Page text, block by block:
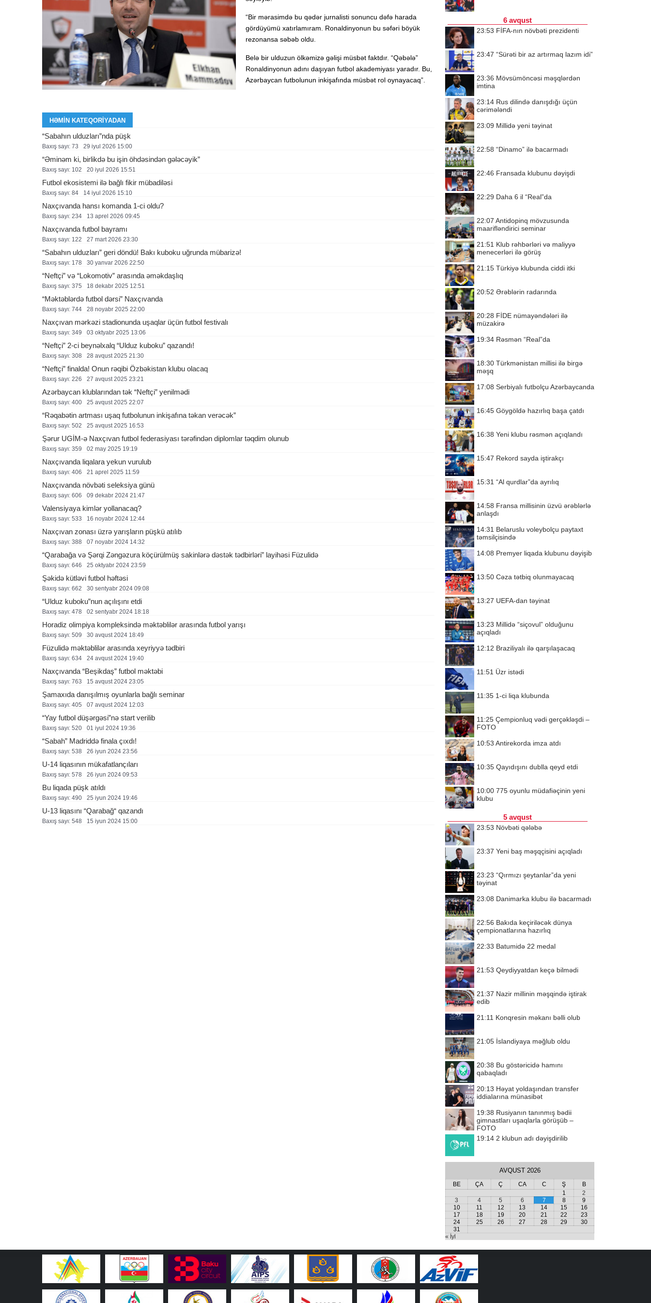
“Bir mərasimdə bu qədər jurnalisti sonuncu dəfə harada
gördüyümü xatırlamıram. Ronaldinyonun bu səfəri böyük
rezonansa səbəb oldu.
Belə bir ulduzun ölkəmizə gəlişi müsbət faktdır. “Qəbələ”
Ronaldinyonun adını daşıyan futbol akademiyası yaradır. Bu,
Azərbaycan futbolunun inkişafında müsbət rol oynayacaq”.
HƏMIN KATEQORIYADAN
“Sabahın ulduzları”nda püşk
Baxış sayı: 73 29 i̇yul 2026 15:00
“Əminəm ki, birlikdə bu işin öhdəsindən gələcəyik”
Baxış sayı: 102 20 i̇yul 2026 15:51
Futbol ekosistemi ilə bağlı fikir mübadiləsi
Baxış sayı: 84 14 i̇yul 2026 15:10
Naxçıvanda hansı komanda 1-ci oldu?
Baxış sayı: 234 13 aprel 2026 09:45
Naxçıvanda futbol bayramı
Baxış sayı: 122 27 mart 2026 23:30
“Sabahın ulduzları” geri döndü! Bakı kuboku uğrunda mübarizə!
Baxış sayı: 178 30 yanvar 2026 22:50
“Neftçi” və “Lokomotiv” arasında əməkdaşlıq
Baxış sayı: 375 18 dekabr 2025 12:51
“Məktəblərdə futbol dərsi” Naxçıvanda
Baxış sayı: 744 28 noyabr 2025 22:00
Naxçıvan mərkəzi stadionunda uşaqlar üçün futbol festivalı
Baxış sayı: 349 03 oktyabr 2025 13:06
“Neftçi” 2-ci beynəlxalq “Ulduz kuboku” qazandı!
Baxış sayı: 308 28 avqust 2025 21:30
“Neftçi” finalda! Onun rəqibi Özbəkistan klubu olacaq
Baxış sayı: 226 27 avqust 2025 23:21
Azərbaycan klublarından tək “Neftçi” yenilmədi
Baxış sayı: 400 25 avqust 2025 22:07
“Rəqabətin artması uşaq futbolunun inkişafına təkan verəcək”
Baxış sayı: 502 25 avqust 2025 16:53
Şərur UGİM-ə Naxçıvan futbol federasiyası tərəfindən diplomlar təqdim olunub
Baxış sayı: 359 02 may 2025 19:19
Naxçıvanda liqalara yekun vurulub
Baxış sayı: 406 21 aprel 2025 11:59
Naxçıvanda növbəti seleksiya günü
Baxış sayı: 606 09 dekabr 2024 21:47
Valensiyaya kimlər yollanacaq?
Baxış sayı: 533 16 noyabr 2024 12:44
Naxçıvan zonası üzrə yarışların püşkü atılıb
Baxış sayı: 388 07 noyabr 2024 14:32
“Qarabağa və Şərqi Zəngəzura köçürülmüş sakinlərə dəstək tədbirləri” layihəsi Füzulidə
Baxış sayı: 646 25 oktyabr 2024 23:59
Şəkidə kütləvi futbol həftəsi
Baxış sayı: 662 30 sentyabr 2024 09:08
“Ulduz kuboku”nun açılışını etdi
Baxış sayı: 478 02 sentyabr 2024 18:18
Horadiz olimpiya kompleksində məktəblilər arasında futbol yarışı
Baxış sayı: 509 30 avqust 2024 18:49
Füzulidə məktəblilər arasında xeyriyyə tədbiri
Baxış sayı: 634 24 avqust 2024 19:40
Naxçıvanda “Beşikdaş” futbol məktəbi
Baxış sayı: 763 15 avqust 2024 23:05
Şamaxıda danışılmış oyunlarla bağlı seminar
Baxış sayı: 405 07 avqust 2024 12:03
“Yay futbol düşərgəsi”nə start verilib
Baxış sayı: 520 01 i̇yul 2024 19:36
“Sabah” Madriddə finala çıxdı!
Baxış sayı: 538 26 i̇yun 2024 23:56
U-14 liqasının mükafatlançıları
Baxış sayı: 578 26 i̇yun 2024 09:53
Bu liqada püşk atıldı
Baxış sayı: 490 25 i̇yun 2024 19:46
U-13 liqasını “Qarabağ“ qazandı
Baxış sayı: 548 15 i̇yun 2024 15:00
6 avqust
23:53 FİFA-nın növbəti prezidenti
23:47 “Sürəti bir az artırmaq lazım idi”
23:36 Mövsümöncəsi məşqlərdən
imtina
23:14 Rus dilində danışdığı üçün
cərimələndi
23:09 Millidə yeni təyinat
22:58 “Dinamo” ilə bacarmadı
22:46 Fransada klubunu dəyişdi
22:29 Daha 6 il “Real”da
22:07 Antidopinq mövzusunda
maarifləndirici seminar
21:51 Klub rəhbərləri və maliyyə
menecerləri ilə görüş
21:15 Türkiyə klubunda ciddi itki
20:52 Ərəblərin radarında
20:28 FİDE nümayəndələri ilə
müzakirə
19:34 Rəsmən “Real”da
18:30 Türkmənistan millisi ilə birgə
məşq
17:08 Serbiyalı futbolçu Azərbaycanda
16:45 Göygöldə hazırlıq başa çatdı
16:38 Yeni klubu rəsmən açıqlandı
15:47 Rekord sayda iştirakçı
15:31 “Al qurdlar”da ayrılıq
14:58 Fransa millisinin üzvü ərəblərlə
anlaşdı
14:31 Belaruslu voleybolçu paytaxt
təmsilçisində
14:08 Premyer liqada klubunu dəyişib
13:50 Cəza tətbiq olunmayacaq
13:27 UEFA-dan təyinat
13:23 Millidə “siçovul” olduğunu
açıqladı
12:12 Braziliyalı ilə qarşılaşacaq
11:51 Üzr istədi
11:35 1-ci liqa klubunda
11:25 Çempionluq vədi gerçəkləşdi –
FOTO
10:53 Antirekorda imza atdı
10:35 Qayıdışını dublla qeyd etdi
10:00 775 oyunlu müdafiəçinin yeni
klubu
5 avqust
23:53 Növbəti qələbə
23:37 Yeni baş məşqçisini açıqladı
23:23 “Qırmızı şeytanlar”da yeni
təyinat
23:08 Danimarka klubu ilə bacarmadı
22:56 Bakıda keçiriləcək dünya
çempionatlarına hazırlıq
22:33 Batumidə 22 medal
21:53 Qeydiyyatdan keçə bilmədi
21:37 Nazir millinin məşqində iştirak
edib
21:11 Konqresin məkanı bəlli olub
21:05 İslandiyaya məğlub oldu
20:38 Bu göstəricidə hamını
qabaqladı
20:13 Həyat yoldaşından transfer
iddialarına münasibət
19:38 Rusiyanın tanınmış bədii
gimnastları uşaqlarla görüşüb –
FOTO
19:14 2 klubun adı dəyişdirilib
AVQUST 2026
BE ÇA Ç CA C Ş
B
1
2
3
4 5 6 7 8
9
10
11 12 13 14 15
16
17
18 19 20 21 22
23
24
25 26 27 28 29
30
31
« İyl